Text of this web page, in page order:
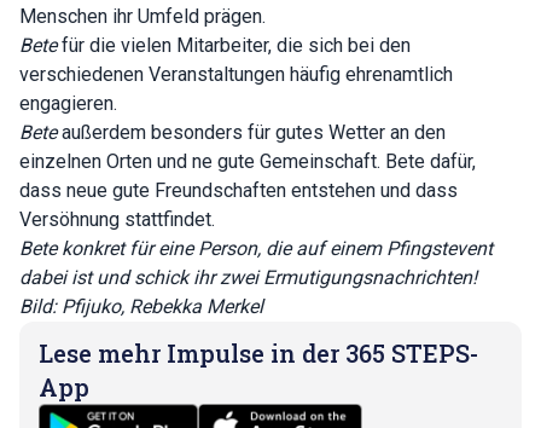
Menschen ihr Umfeld prägen.
Betefür die vielen Mitarbeiter, die sich bei den
verschiedenen Veranstaltungen häufig ehrenamtlich
engagieren.
Beteaußerdem besonders für gutes Wetter an den
einzelnen Orten und ne gute Gemeinschaft. Bete dafür,
dass neue gute Freundschaften entstehen und dass
Versöhnung stattfindet.
Bete konkret für eine Person, die auf einem Pfingstevent
dabei ist und schick ihr zwei Ermutigungsnachrichten!
Bild: Pfijuko, Rebekka Merkel
Lese mehr Impulse in der 365 STEPS-
App